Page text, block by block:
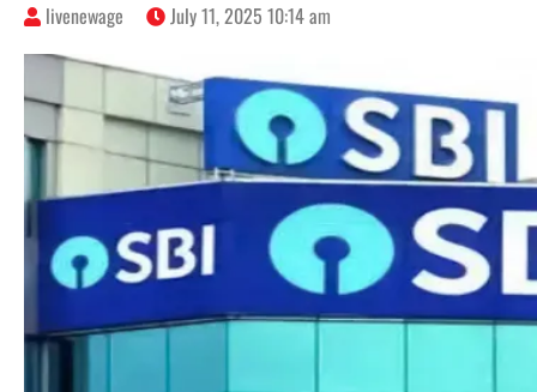
livenewage July 11, 2025 10:14 am